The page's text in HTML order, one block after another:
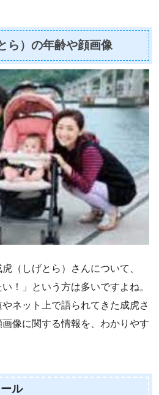
ら）の年齢や顔画像
（しげとら）さんについて、
！」という方は多いですよね。
ネット上で語られてきた成虎さ
像に関する情報を、わかりやす
ル